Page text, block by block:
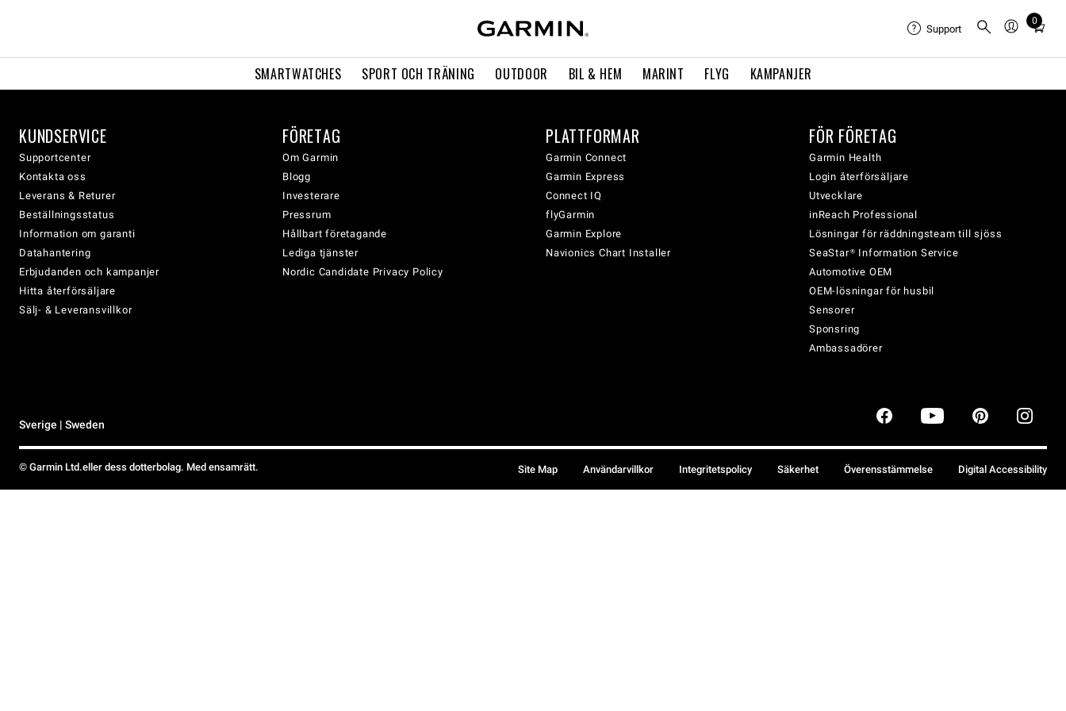
SMARTWATCHES SPORT OCH TRÄNING OUTDOOR BIL & HEM MARINT FLYG KAMPANJER
Support
0
Total
cart:
KUNDSERVICE
Supportcenter
Kontakta oss
Leverans & Returer
Beställningsstatus
Information om garanti
Datahantering
Erbjudanden och kampanjer
Hitta återförsäljare
Sälj- & Leveransvillkor
FÖRETAG
Om Garmin
Blogg
Investerare
Pressrum
Hållbart företagande
Lediga tjänster
Nordic Candidate Privacy Policy
PLATTFORMAR
Garmin Connect
Garmin Express
Connect IQ
flyGarmin
Garmin Explore
Navionics Chart Installer
FÖR FÖRETAG
Garmin Health
Login återförsäljare
Utvecklare
inReach Professional
Lösningar för räddningsteam till sjöss
SeaStar® Information Service
Automotive OEM
OEM-lösningar för husbil
Sensorer
Sponsring
Ambassadörer
Sverige | Sweden
© Garmin Ltd.eller dess dotterbolag. Med ensamrätt. Site Map Användarvillkor Integritetspolicy Säkerhet Överensstämmelse Digital Accessibility